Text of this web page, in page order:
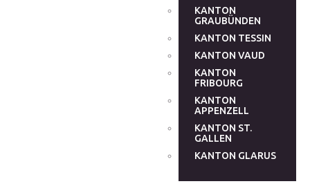
KANTON
GRAUBÜNDEN
KANTON TESSIN
KANTON VAUD
KANTON
FRIBOURG
KANTON
APPENZELL
KANTON ST.
GALLEN
KANTON GLARUS